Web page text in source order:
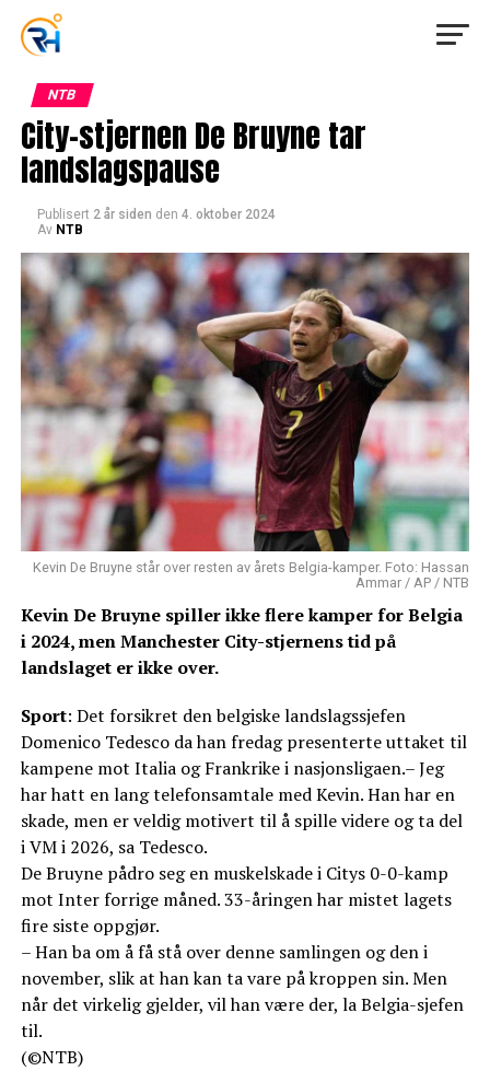
NTB
City-stjernen De Bruyne tar
landslagspause
Publisert 2 år siden den 4. oktober 2024
Av NTB
Kevin De Bruyne står over resten av årets Belgia-kamper. Foto: Hassan
Ammar / AP / NTB
Kevin De Bruyne spiller ikke flere kamper for Belgia
i 2024, men Manchester City-stjernens tid på
landslaget er ikke over.
Sport: Det forsikret den belgiske landslagssjefen
Domenico Tedesco da han fredag presenterte uttaket til
kampene mot Italia og Frankrike i nasjonsligaen.– Jeg
har hatt en lang telefonsamtale med Kevin. Han har en
skade, men er veldig motivert til å spille videre og ta del
i VM i 2026, sa Tedesco.
De Bruyne pådro seg en muskelskade i Citys 0-0-kamp
mot Inter forrige måned. 33-åringen har mistet lagets
fire siste oppgjør.
– Han ba om å få stå over denne samlingen og den i
november, slik at han kan ta vare på kroppen sin. Men
når det virkelig gjelder, vil han være der, la Belgia-sjefen
til.
(©NTB)